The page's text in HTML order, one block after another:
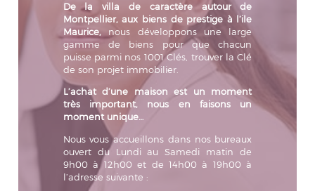
De la villa de caractère autour de
Montpellier, aux biens de prestige à l’ile
Maurice,nous développons une large
gamme de biens pour que chacun
puisse parmi nos 1001 Clés, trouver la Clé
de son projet immobilier.
L’achat d’une maison est un moment
très important, nous en faisons un
moment unique…
Nous vous accueillons dans nos bureaux
ouvert du Lundi au Samedi matin de
9h00 à 12h00 et de 14h00 à 19h00 à
l’adresse suivante :